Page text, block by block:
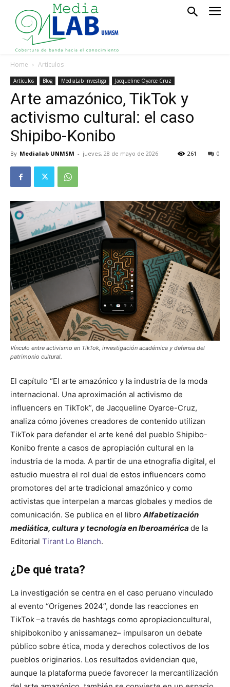
Home Artículos
Artículos Blog MediaLab Investiga Jacqueline Oyarce Cruz
Arte amazónico, TikTok y
activismo cultural: el caso
Shipibo-Konibo
By Medialab UNMSM - jueves, 28 de mayo de 2026 0
261
Vínculo entre activismo en TikTok, investigación académica y defensa del
patrimonio cultural.
El capítulo “El arte amazónico y la industria de la moda
internacional. Una aproximación al activismo de
influencers en TikTok”, de Jacqueline Oyarce-Cruz,
analiza cómo jóvenes creadores de contenido utilizan
TikTok para defender el arte kené del pueblo Shipibo-
Konibo frente a casos de apropiación cultural en la
industria de la moda. A partir de una etnografía digital, el
estudio muestra el rol dual de estos influencers como
promotores del arte tradicional amazónico y como
activistas que interpelan a marcas globales y medios de
comunicación. Se publica en el libro Alfabetización
mediática, cultura y tecnología en Iberoamérica de la
Editorial Tirant Lo Blanch.
¿De qué trata?
La investigación se centra en el caso peruano vinculado
al evento “Orígenes 2024”, donde las reacciones en
TikTok –a través de hashtags como apropiacioncultural,
shipibokonibo y anissamanez– impulsaron un debate
público sobre ética, moda y derechos colectivos de los
pueblos originarios. Los resultados evidencian que,
aunque la plataforma puede favorecer la mercantilización